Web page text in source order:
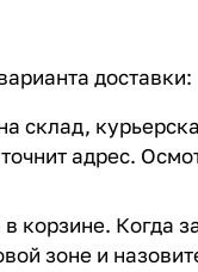
доставки:
склад,
адрес.
корзине. Когда
зоне и